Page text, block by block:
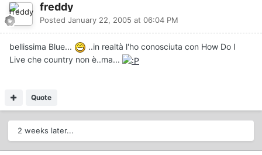
freddy
Posted January 22, 2005 at 06:04 PM
bellissima Blue...
..in realtà l'ho conosciuta con How Do I
Live che country non è..ma...
Quote
2 weeks later...